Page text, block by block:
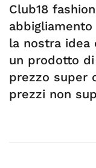
Club18
la nostra idea
un prodotto
prezzo super
prezzi non